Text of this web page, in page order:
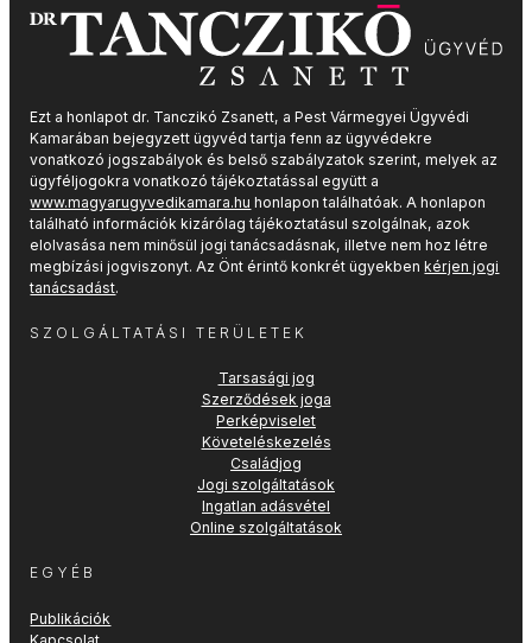
Ezt a honlapot dr. Tanczikó Zsanett, a PestVármegyei Ügyvédi
Kamarában bejegyzett ügyvéd tartja fenn az ügyvédekre
vonatkozó jogszabályok és belső szabályzatok szerint, melyek az
ügyféljogokra vonatkozó tájékoztatással együtt a
www.magyarugyvedikamara.hu honlapon találhatóak. A honlapon
található információk kizárólag tájékoztatásul szolgálnak, azok
elolvasása nem minősül jogi tanácsadásnak, illetve nem hoz létre
megbízási jogviszonyt. Az Önt érintő konkrét ügyekbenkérjen jogi
tanácsadást.
SZOLGÁLTATÁSI TERÜLETEK
Tarsasági jog
Szerződések joga
Perképviselet
Követeléskezelés
Családjog
Jogi szolgáltatások
Ingatlan adásvétel
Online szolgáltatások
EGYÉB
Publikációk